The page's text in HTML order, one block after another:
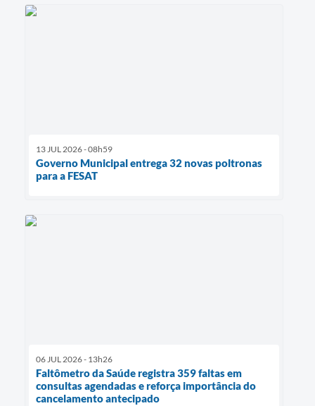
13 JUL 2026 - 08h59
Governo Municipal entrega 32 novas poltronas
para a FESAT
06 JUL 2026 - 13h26
Faltômetro da Saúde registra 359 faltas em
consultas agendadas e reforça importância do
cancelamento antecipado